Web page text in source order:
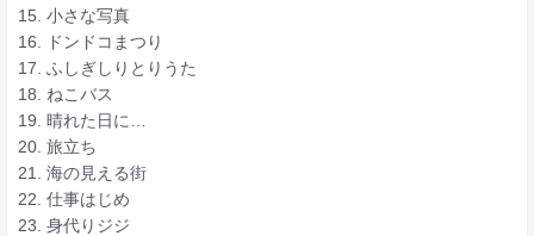
15. 小さな写真
16. ドンドコまつり
17. ふしぎしりとりうた
18. ねこバス
19. 晴れた日に…
20. 旅立ち
21. 海の見える街
22. 仕事はじめ
23. 身代りジジ